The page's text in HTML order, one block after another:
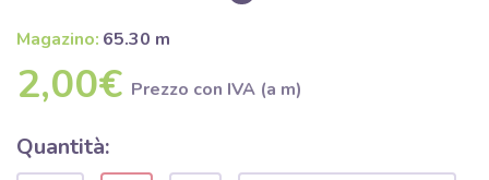
Magazino: 65.30 m
2,00€ Prezzo con IVA (a m)
Quantità: